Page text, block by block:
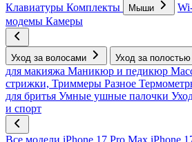
Клавиатуры Комплекты Мыши
модемы Камеры
Уход за волосами Уход за полостью
для макияжа Маникюр и педикюр
стрижки, Триммеры Разное
для бритья Умные ушные палочки
и спорт
Все модели iPhone 17 Pro Max iPhone